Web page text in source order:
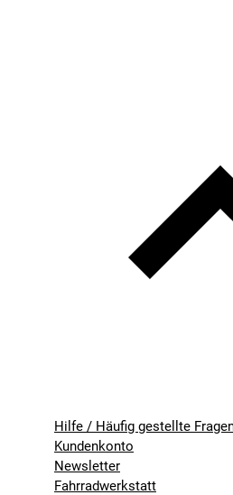
Hilfe / Häufig gestellte
Kundenkonto
Newsletter
Fahrradwerkstatt